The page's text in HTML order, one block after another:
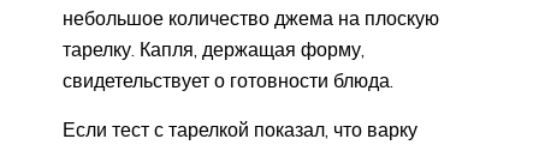
небольшое количество джема на плоскую
тарелку. Капля, держащая форму,
свидетельствует о готовности блюда.
Если тест с тарелкой показал, что варку